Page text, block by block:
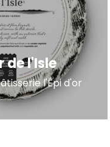
de l'Isle
l'Épi d'or